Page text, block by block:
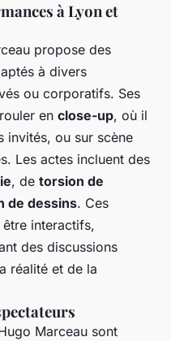
à Lyon et
propose des
à divers
ou corporatifs. Ses
en close-up, où il
invités, ou sur scène
Les actes incluent des
, de torsion de
de dessins. Ces
interactifs,
des discussions
réalité et de la
Marceau sont